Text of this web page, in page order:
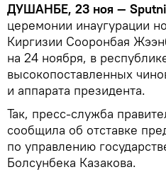
ДУШАНБЕ, 23 ноя —
церемонии инаугурации
Киргизии Сооронбая
на 24 ноября, в
высокопоставленных
и аппарата президента.
Так, пресс-служба
сообщила об отставке
по управлению
Болсунбека Казакова.